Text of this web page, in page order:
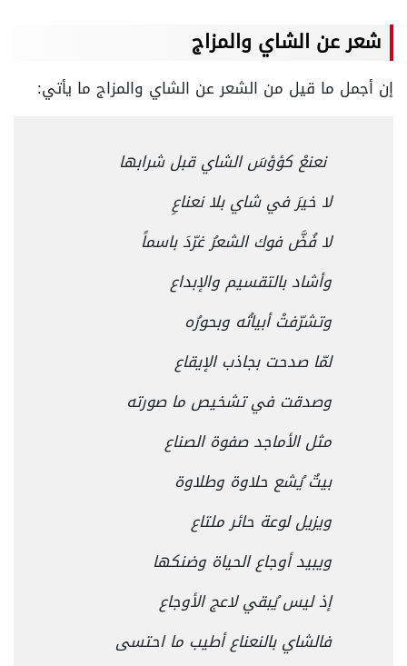
شعر عن الشاي والمزاج
إن أجمل ما قيل من الشعر عن الشاي والمزاج ما يأتي:
نعنعْ كؤؤسَ الشاي قبل شرابها
لا خيرَ في شاي بلا نعناعِ
لا فُضَّ فوك الشعرُ غرّدَ باسماً
وأشاد بالتقسيم والإبداع
وتشرّفتْ أبياتُه وبحورُه
لمّا صدحت بجاذب الإيقاع
وصدقت في تشخيص ما صورته
مثل الأماجد صفوة الصناع
بيتٌ يُشع حلاوة وطلاوة
ويزيل لوعة حائر ملتاع
ويبيد أوجاع الحياة وضنكها
إذ ليس يُبقي لاعج الأوجاع
فالشاي بالنعناع أطيب ما احتسى